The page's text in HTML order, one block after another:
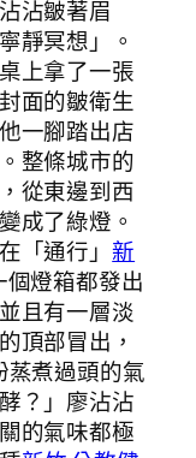
沾皺著眉
靜冥想」。
上拿了一張
面的皺衛生
一腳踏出店
整條城市的
從東邊到西
成了綠燈。
「通行」新
燈箱都發出
且有一層淡
頂部冒出，
煮過頭的氣
？」廖沾沾
的氣味都極